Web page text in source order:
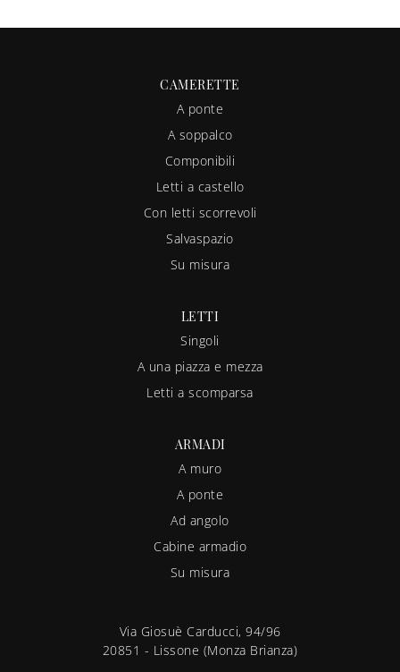
CAMERETTE
A ponte
A soppalco
Componibili
Letti a castello
Con letti scorrevoli
Salvaspazio
Su misura
LETTI
Singoli
A una piazza e mezza
Letti a scomparsa
ARMADI
A muro
A ponte
Ad angolo
Cabine armadio
Su misura
Via Giosuè Carducci, 94/96
20851 - Lissone (Monza Brianza)